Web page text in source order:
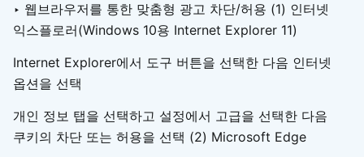
‣ 웹브라우저를 통한 맞춤형 광고 차단/허용 (1) 인터넷
익스플로러(Windows 10용 Internet Explorer 11)
Internet Explorer에서 도구 버튼을 선택한 다음 인터넷
옵션을 선택
개인 정보 탭을 선택하고 설정에서 고급을 선택한 다음
쿠키의 차단 또는 허용을 선택 (2) Microsoft Edge